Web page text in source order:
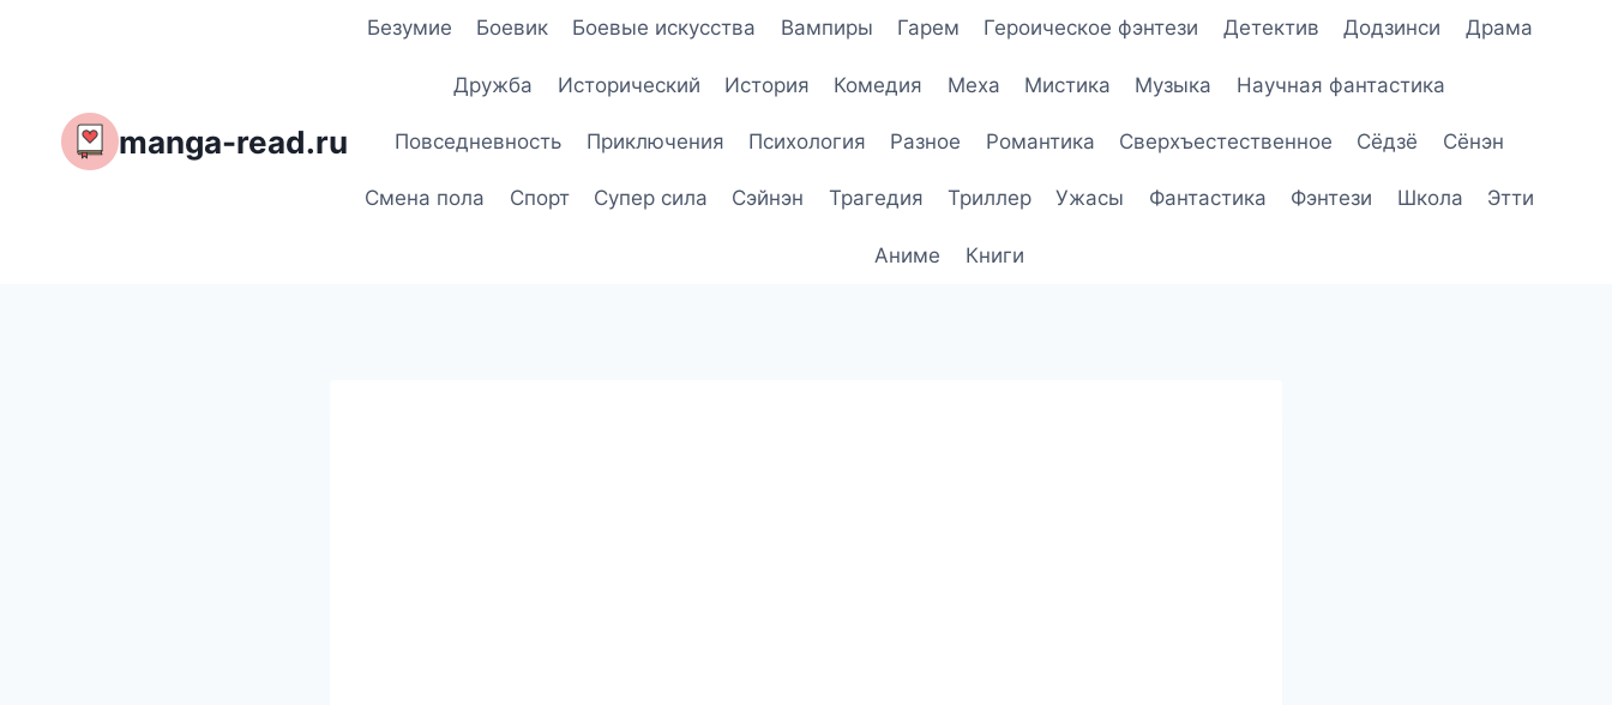
manga-read.ru
Безумие Боевик Боевые искусства Вампиры Гарем Героическое фэнтези Детектив Додзинси Драма
Дружба Исторический История Комедия Меха Мистика Музыка Научная фантастика
Повседневность Приключения Психология Разное Романтика Сверхъестественное Сёдзё Сёнэн
Смена пола Спорт Супер сила Сэйнэн Трагедия Триллер Ужасы Фантастика Фэнтези Школа Этти
Аниме Книги